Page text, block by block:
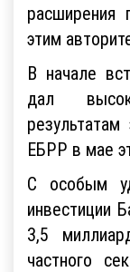
расширения
этим
В начале
дал
ЕБРР в мае
С особым
инвестиции
3,5
частного